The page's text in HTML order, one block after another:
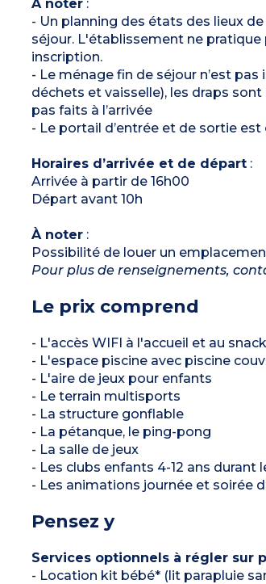
À noter:
- Un planning des états des lieux
séjour. L'établissement ne pratique
inscription.
- Le ménage fin de séjour n’est
déchets et vaisselle), les draps
pas faits à l’arrivée
- Le portail d’entrée et de sortie
Horaires d’arrivée et de départ:
Arrivée à partir de 16h00
Départ avant 10h
À noter:
Possibilité de louer un
Pour plus de renseignements,
Le prix comprend
- L'accès WIFI à l'accueil et au
- L'espace piscine avec piscine
- L'aire de jeux pour enfants
- Le terrain multisports
- La structure gonflable
- La pétanque, le ping-pong
- La salle de jeux
- Les clubs enfants 4-12 ans durant
- Les animations journée et soirée
Pensez y
Services optionnels à régler sur
- Location kit bébé* (lit parapluie